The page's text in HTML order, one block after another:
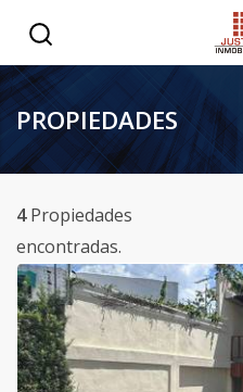
PROPIEDADES
4 Propiedades
encontradas.